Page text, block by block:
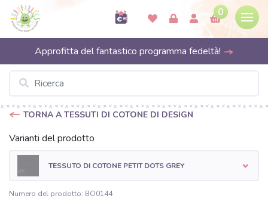
0
Approfitta del fantastico programma fedeltà!
TORNA A TESSUTI DI COTONE DI DESIGN
Varianti del prodotto
TESSUTO DI COTONE PETIT DOTS GREY
Numero del prodotto: BO0144